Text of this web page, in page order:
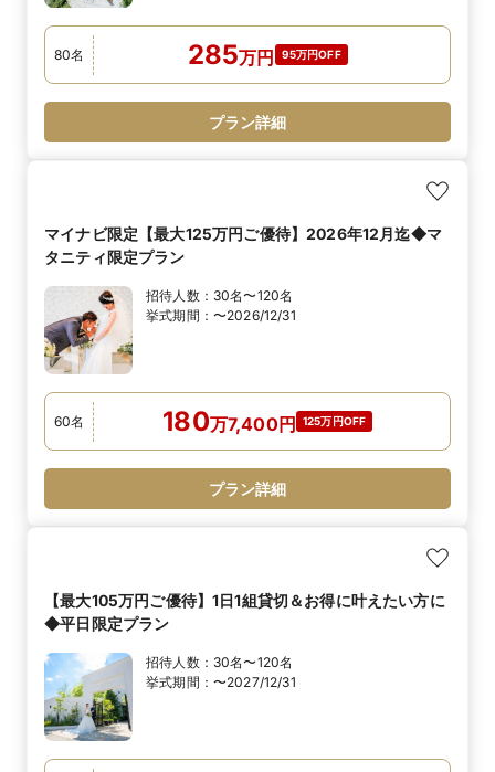
80名 285万円 95万円OFF
プラン詳細
マイナビ限定【最大125万円ご優待】2026年12月迄◆マ
タニティ限定プラン
招待人数： 30名〜120名
挙式期間： 〜2026/12/31
60名 180万7,400円 125万円OFF
プラン詳細
【最大105万円ご優待】1日1組貸切＆お得に叶えたい方に
◆平日限定プラン
招待人数： 30名〜120名
挙式期間： 〜2027/12/31